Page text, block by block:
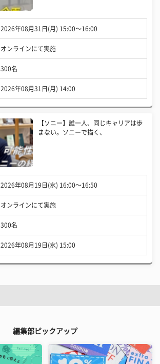
2026年08月31日(月) 15:00〜16:00
オンラインにて実施
300名
2026年08月31日(月) 14:00
【ソニー】誰一人、同じキャリアは歩
まない。ソニーで描く、
2026年08月19日(水) 16:00〜16:50
オンラインにて実施
300名
2026年08月19日(水) 15:00
編集部ピックアップ